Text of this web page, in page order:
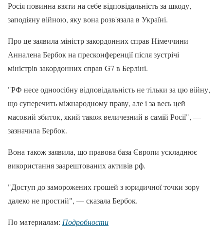
Росія повинна взяти на себе відповідальність за шкоду,
заподіяну війною, яку вона розв'язала в Україні.
Про це заявила міністр закордонних справ Німеччини
Анналена Бербок на пресконференції після зустрічі
міністрів закордонних справ G7 в Берліні.
"РФ несе одноосібну відповідальність не тільки за цю війну,
що суперечить міжнародному праву, але і за весь цей
масовий збиток, який також величезний в самій Росії", —
зазначила Бербок.
Вона також заявила, що правова база Європи ускладнює
використання заарештованих активів рф.
"Доступ до заморожених грошей з юридичної точки зору
далеко не простий", — сказала Бербок.
По материалам: Подробности